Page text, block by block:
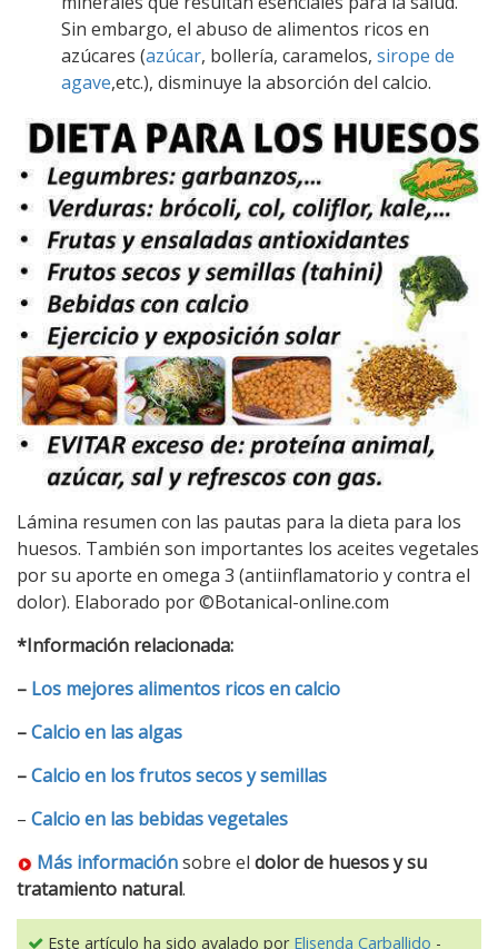
Sin embargo, el abuso de alimentos ricos en
azúcares (azúcar, bollería, caramelos, sirope de
agave,etc.), disminuye la absorción del calcio.
Lámina resumen con las pautas para la dieta para los
huesos. También son importantes los aceites vegetales
por su aporte en omega 3 (antiinflamatorio y contra el
dolor). Elaborado por ©Botanical-online.com
*Información relacionada:
– Los mejores alimentos ricos en calcio
–Calcio en las algas
–Calcio en los frutos secos y semillas
– Calcio en las bebidas vegetales
Más informaciónsobre el dolor de huesos y su
tratamiento natural.
Este artículo ha sido avalado por Elisenda Carballido -